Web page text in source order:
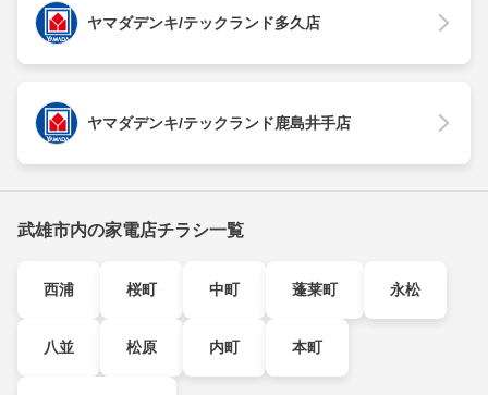
ヤマダデンキ/テックランド多久店
ヤマダデンキ/テックランド鹿島井手店
武雄市内の家電店チラシ一覧
西浦 桜町 中町 蓬莱町 永松
八並 松原 内町 本町